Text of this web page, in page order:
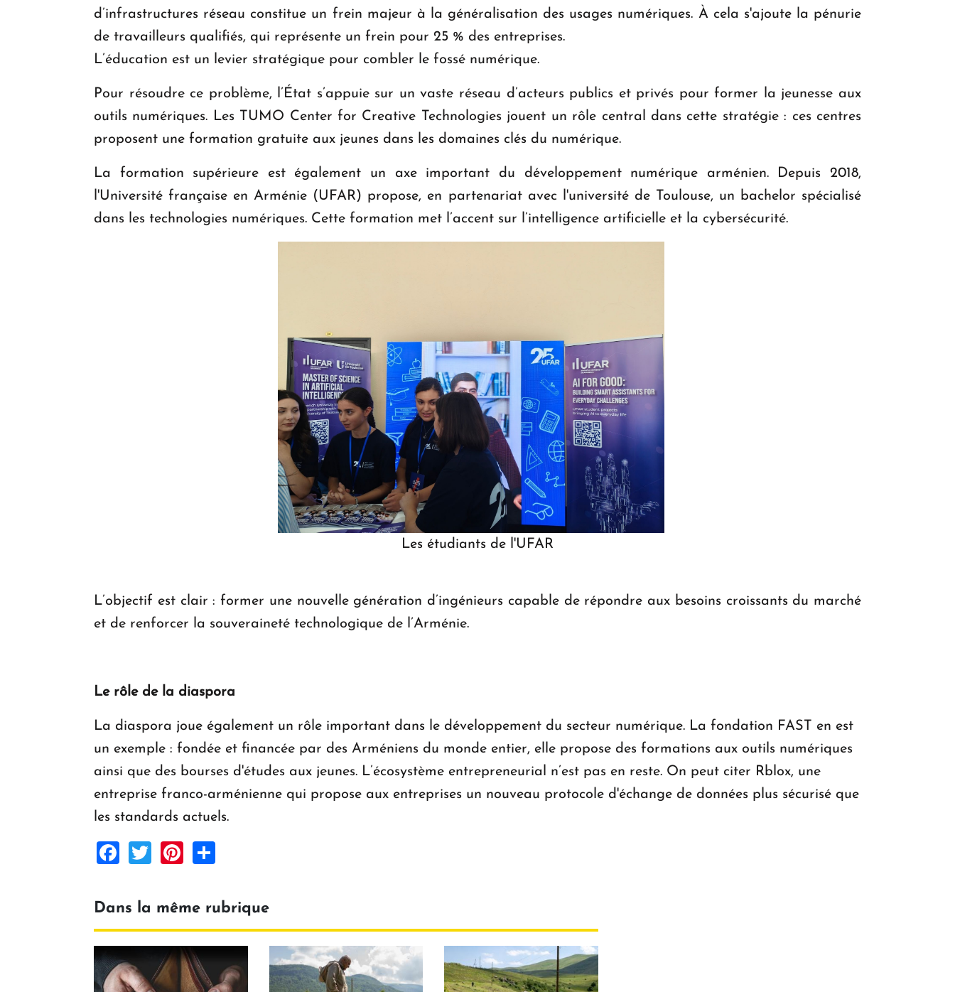
d’infrastructures réseau constitue un frein majeur à la généralisation des usages numériques. À cela s'ajoute la pénurie
de travailleurs qualifiés, qui représente un frein pour 25 % des entreprises.
L’éducation est un levier stratégique pour combler le fossé numérique.
Pour résoudre ce problème, l’État s’appuie sur un vaste réseau d’acteurs publics et privés pour former la jeunesse aux
outils numériques. Les TUMO Center for Creative Technologies jouent un rôle central dans cette stratégie : ces centres
proposent une formation gratuite aux jeunes dans les domaines clés du numérique.
La formation supérieure est également un axe important du développement numérique arménien. Depuis 2018,
l'Université française en Arménie (UFAR) propose, en partenariat avec l'université de Toulouse, un bachelor spécialisé
dans les technologies numériques. Cette formation met l’accent sur l’intelligence artificielle et la cybersécurité.
Les étudiants de l'UFAR
L’objectif est clair : former une nouvelle génération d’ingénieurs capable de répondre aux besoins croissants du marché
et de renforcer la souveraineté technologique de l’Arménie.
Le rôle de la diaspora
La diaspora joue également un rôle important dans le développement du secteur numérique. La fondation FAST en est
un exemple : fondée et financée par des Arméniens du monde entier, elle propose des formations aux outils numériques
ainsi que des bourses d'études aux jeunes. L’écosystème entrepreneurial n’est pas en reste. On peut citer Rblox, une
entreprise franco-arménienne qui propose aux entreprises un nouveau protocole d'échange de données plus sécurisé que
les standards actuels.
Facebook
TwitterPinterest
Dans la même rubrique